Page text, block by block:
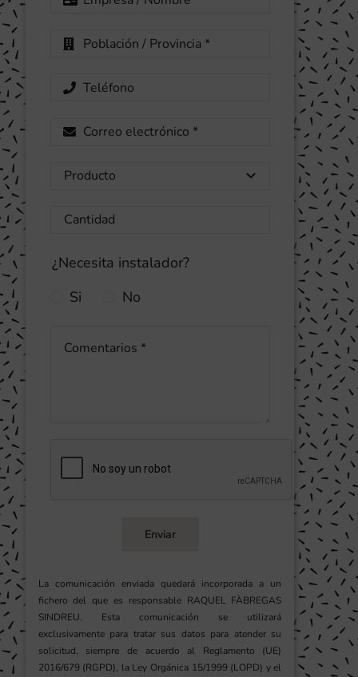
¿Necesita instalador?
Si
No
Enviar
La comunicación enviada quedará incorporada a un
fichero del que es responsable RAQUEL FÀBREGAS
SINDREU. Esta comunicación se utilizará
exclusivamente para tratar sus datos para atender su
solicitud, siempre de acuerdo al Reglamento (UE)
2016/679 (RGPD), la Ley Orgánica 15/1999 (LOPD) y el